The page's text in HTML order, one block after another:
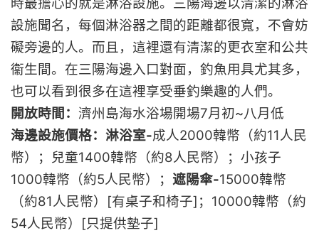
時最擔心的就是淋浴設施。三陽海邊以清潔的淋浴
設施聞名，每個淋浴器之間的距離都很寬，不會妨
礙旁邊的人。而且，這裡還有清潔的更衣室和公共
衞生間。在三陽海邊入口對面，釣魚用具尤其多，
也可以看到很多在這裡享受垂釣樂趣的人們。
開放時間： 濟州島海水浴場開場7月初~八月低
海邊設施價格：淋浴室-成人2000韓幣（約11人民
幣）；兒童1400韓幣（約8人民幣）；小孩子
1000韓幣（約5人民幣）； 遮陽傘-15000韓幣
（約81人民幣）[有桌子和椅子]；10000韓幣（約
54人民幣）[只提供墊子]